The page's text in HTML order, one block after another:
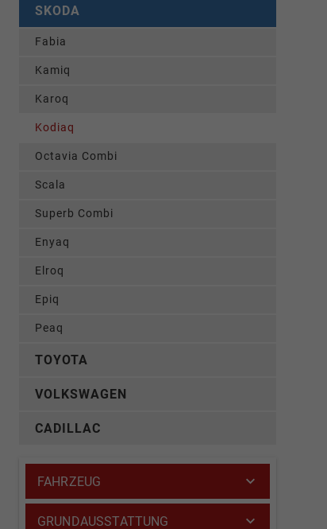
SKODA
Fabia
Kamiq
Karoq
Kodiaq
Octavia Combi
Scala
Superb Combi
Enyaq
Elroq
Epiq
Peaq
TOYOTA
VOLKSWAGEN
CADILLAC
FAHRZEUG
GRUNDAUSSTATTUNG